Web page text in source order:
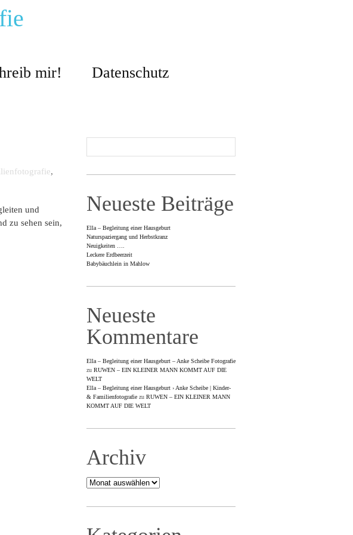
mir!
Datenschutz
,
und
zu sehen sein,
Neueste Beiträge
Ella – Begleitung einer Hausgeburt
Naturspaziergang und Herbstkranz
Neuigkeiten ….
Leckere Erdbeerzeit
Babybäuchlein in Mahlow
Neueste
Kommentare
Ella – Begleitung einer Hausgeburt – Anke Scheibe Fotografie
zu RUWEN – EIN KLEINER MANN KOMMT AUF DIE
WELT
Ella – Begleitung einer Hausgeburt › Anke Scheibe | Kinder-
& Familienfotografie zu RUWEN – EIN KLEINER MANN
KOMMT AUF DIE WELT
Archiv
Archiv